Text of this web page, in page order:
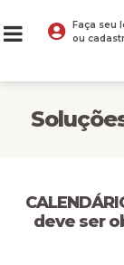
Faça seu
ou
deve ser